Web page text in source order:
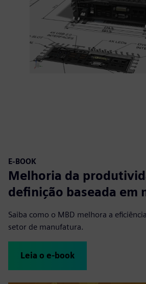
E-BOOK
Melhoria da
definição baseada em
Saiba como o MBD melhora a
setor de manufatura.
Leia o e-book